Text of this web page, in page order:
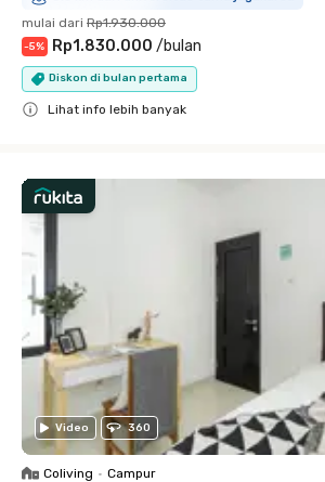
mulai dari Rp1.930.000
-5% Rp1.830.000 /bulan
Diskon di bulan pertama
Lihat info lebih banyak
Video 360
Coliving • Campur